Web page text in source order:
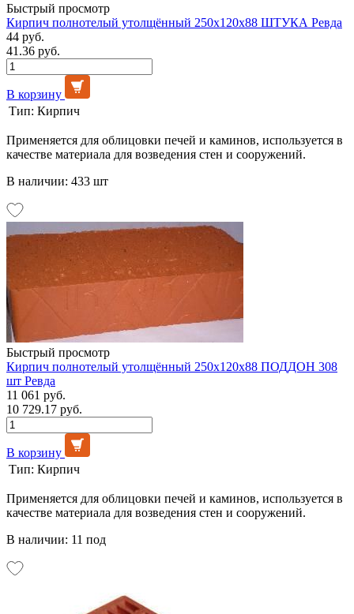
Быстрый просмотр
Кирпич полнотелый утолщённый 250x120x88 ШТУКА Ревда
44 руб.
41.36 руб.
В корзину
Тип: Кирпич
Применяется для облицовки печей и каминов, используется в
качестве материала для возведения стен и сооружений.
В наличии: 433 шт
Быстрый просмотр
Кирпич полнотелый утолщённый 250x120x88 ПОДДОН 308
шт Ревда
11 061 руб.
10 729.17 руб.
В корзину
Тип: Кирпич
Применяется для облицовки печей и каминов, используется в
качестве материала для возведения стен и сооружений.
В наличии: 11 под